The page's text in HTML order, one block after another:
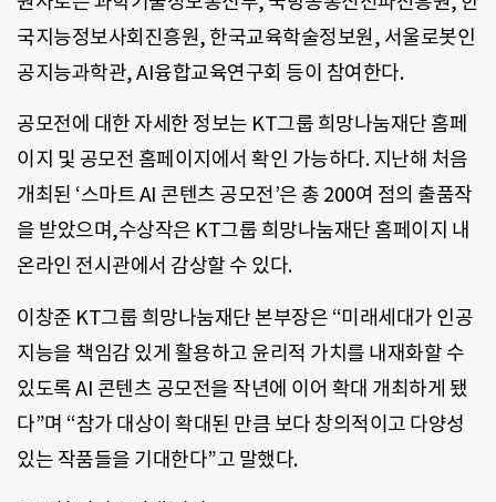
국지능정보사회진흥원, 한국교육학술정보원, 서울로봇인
공지능과학관, AI융합교육연구회 등이 참여한다.
공모전에 대한 자세한 정보는 KT그룹 희망나눔재단 홈페
이지 및 공모전 홈페이지에서 확인 가능하다. 지난해 처음
개최된 ‘스마트 AI 콘텐츠 공모전’은 총 200여 점의 출품작
을 받았으며,수상작은 KT그룹 희망나눔재단 홈페이지 내
온라인 전시관에서 감상할 수 있다.
이창준 KT그룹 희망나눔재단 본부장은 “미래세대가 인공
지능을 책임감 있게 활용하고 윤리적 가치를 내재화할 수
있도록 AI 콘텐츠 공모전을 작년에 이어 확대 개최하게 됐
다”며 “참가 대상이 확대된 만큼 보다 창의적이고 다양성
있는 작품들을 기대한다”고 말했다.